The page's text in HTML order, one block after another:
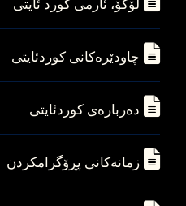
لۆگۆ، ئارمی کورد ئایتی
چاودێره‌کانی کوردئایتی
ده‌رباره‌ی کوردئایتی
زمانه‌کانی پڕۆگرامکردن